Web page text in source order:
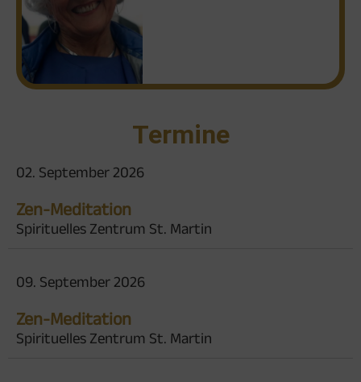
Termine
02. September 2026
Zen-Meditation
Spirituelles Zentrum St. Martin
09. September 2026
Zen-Meditation
Spirituelles Zentrum St. Martin